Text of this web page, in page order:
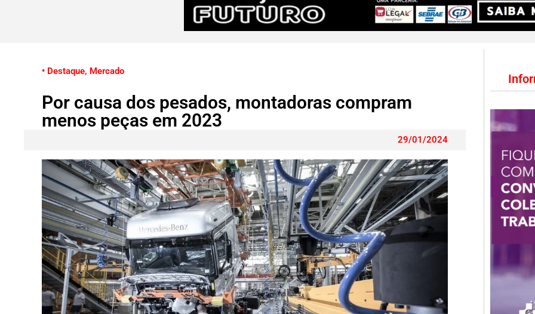
• Destaque, Mercado
Por causa dos pesados, montadoras compram
menos peças em 2023
29/01/2024